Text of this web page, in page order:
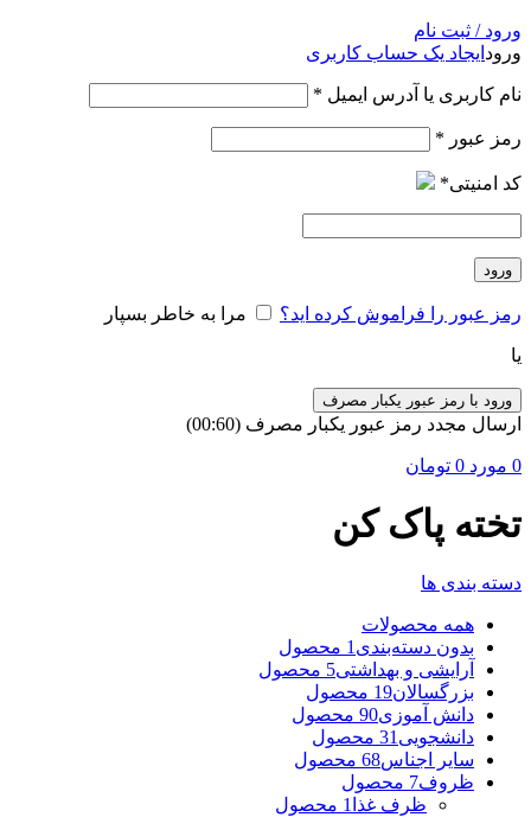
ورود / ثبت نام
ورود ایجاد یک حساب کاربری
نام کاربری یا آدرس ایمیل *
رمز عبور *
کد امنیتی*
ورود
رمز عبور را فراموش کرده اید؟ مرا به خاطر بسپار
یا
ورود با رمز عبور یکبار مصرف
ارسال مجدد رمز عبور یکبار مصرف (00:
60
)
0 مورد 0 تومان
تخته پاک کن
دسته بندی ها
همه محصولات
بدون دسته‌بندی1 محصول
آرایشی و بهداشتی5 محصول
بزرگسالان19 محصول
دانش آموزی90 محصول
دانشجویی31 محصول
سایر اجناس68 محصول
ظروف7 محصول
ظرف غذا 1 محصول